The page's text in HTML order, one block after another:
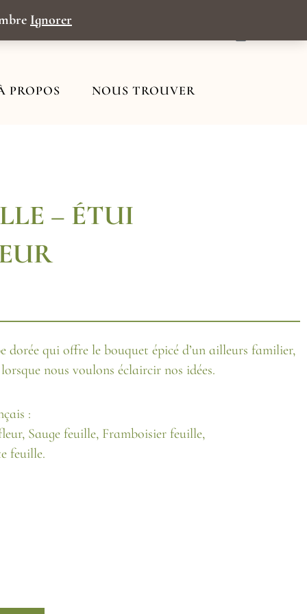
Ignorer
PROPOS NOUS TROUVER
– ÉTUI
qui offre le bouquet épicé d’un ailleurs familier,
nous voulons éclaircir nos idées.
:
Sauge feuille, Framboisier feuille,
feuille.